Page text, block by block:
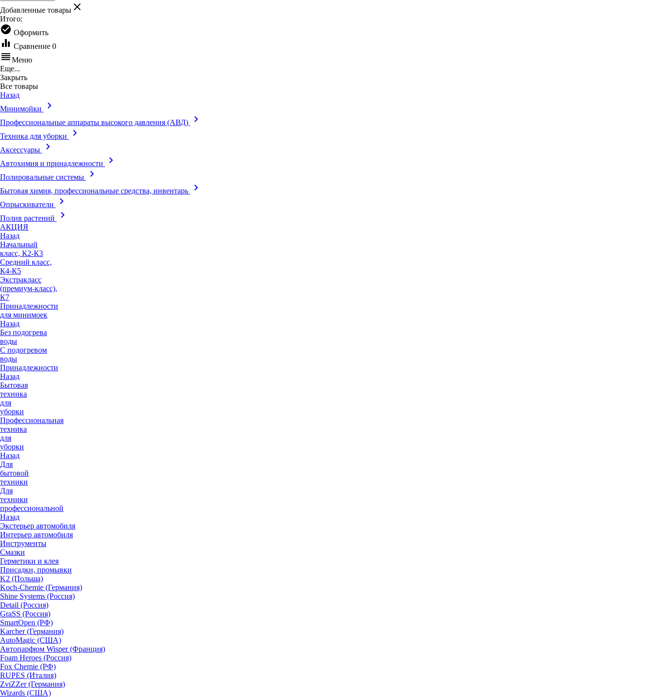
Добавленные товары clear
Итого:
check_circle Оформить
equalizer Сравнение 0
reorderМеню
Еще...
Закрыть
Все товары
Назад
Минимойки
keyboard_arrow_right
Профессиональные аппараты высокого давления (АВД) keyboard_arrow_right
Техника для уборки keyboard_arrow_right
Аксессуары keyboard_arrow_right
Автохимия и принадлежности keyboard_arrow_right
Полировальные системы keyboard_arrow_right
Бытовая химия, профессиональные средства, инвентарь keyboard_arrow_right
Опрыскиватели keyboard_arrow_right
Полив растений keyboard_arrow_right
АКЦИЯ
Назад
Начальный
класс, К2-К3
Средний класс,
К4-К5
Экстракласс
(премиум-класс),
К7
Принадлежности
для минимоек
Назад
Без подогрева
воды
С подогревом
воды
Принадлежности
Назад
Бытовая
техника
для
уборки
Профессиональная
техника
для
уборки
Назад
Для
бытовой
техники
Для
техники
профессиональной
Назад
Экстерьер автомобиля
Интерьер автомобиля
Инструменты
Смазки
Герметики и клея
Присадки, промывки
K2 (Польша)
Koch-Chemie (Германия)
Shine Systems (Россия)
Detail (Россия)
GraSS (Россия)
SmartOpen (РФ)
Karcher (Германия)
AutoMagic (США)
Автопарфюм Wisper (Франция)
Foam Heroes (Россия)
Fox Chemie (РФ)
RUPES (Италия)
ZviZZer (Германия)
Wizards (США)